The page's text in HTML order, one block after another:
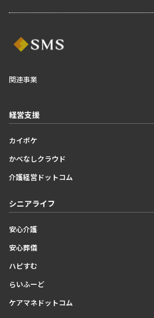
関連事業
経営支援
カイポケ
かべなしクラウド
介護経営ドットコム
シニアライフ
安心介護
安心葬儀
ハピすむ
らいふーど
ケアマネドットコム